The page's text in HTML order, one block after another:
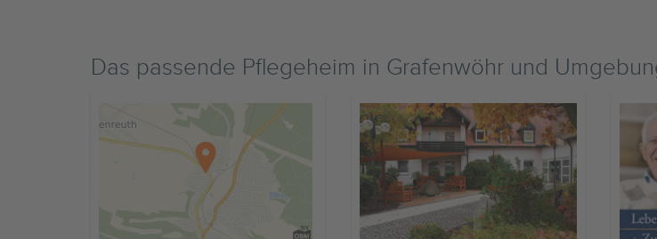
Das passende Pflegeheim in Grafenwöhr und